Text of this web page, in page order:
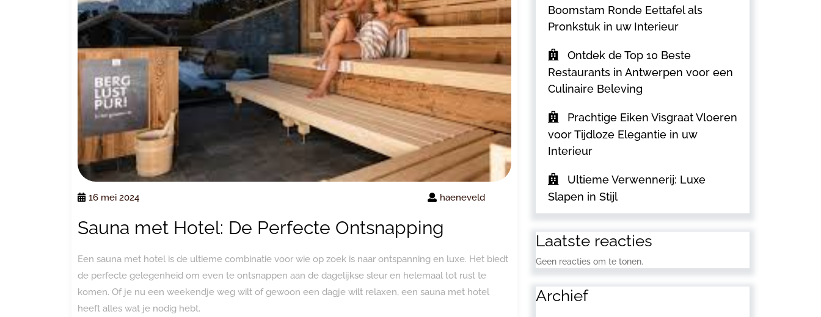
16 mei 2024 haeneveld
Sauna met Hotel: De Perfecte Ontsnapping
Een sauna met hotel is de ultieme combinatie voor wie op zoek is naar ontspanning en luxe. Het biedt
de perfecte gelegenheid om even te ontsnappen aan de dagelijkse sleur en helemaal tot rust te
komen. Of je nu een weekendje weg wilt of gewoon een dagje wilt relaxen, een sauna met hotel
heeft alles wat je nodig hebt.
Boomstam Ronde Eettafel als
Pronkstuk in uw Interieur
Ontdek de Top 10 Beste
Restaurants in Antwerpen voor een
Culinaire Beleving
Prachtige Eiken Visgraat Vloeren
voor Tijdloze Elegantie in uw
Interieur
Ultieme Verwennerij: Luxe
Slapen in Stijl
Laatste reacties
Geen reacties om te tonen.
Archief